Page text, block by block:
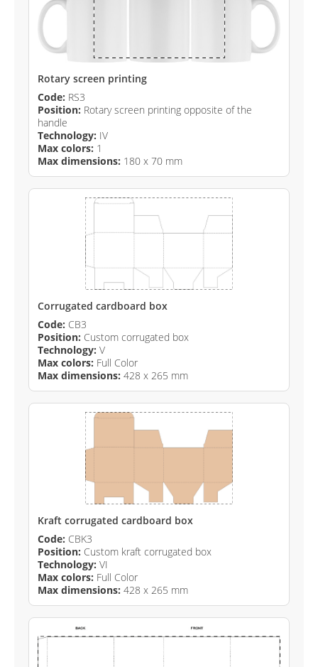
Rotary screen printing
Code: RS3
Position: Rotary screen printing opposite of the
handle
Technology: IV
Max colors: 1
Max dimensions: 180 x 70 mm
Corrugated cardboard box
Code: CB3
Position: Custom corrugated box
Technology: V
Max colors: Full Color
Max dimensions: 428 x 265 mm
Kraft corrugated cardboard box
Code: CBK3
Position: Custom kraft corrugated box
Technology: VI
Max colors: Full Color
Max dimensions: 428 x 265 mm